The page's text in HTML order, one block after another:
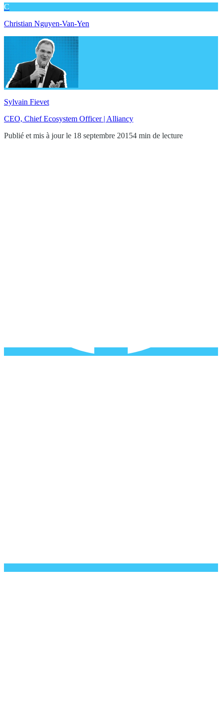
C
Christian Nguyen-Van-Yen
Sylvain Fievet
CEO, Chief Ecosystem Officer | Alliancy
Publié et mis à jour le 18 septembre 20154 min de lecture